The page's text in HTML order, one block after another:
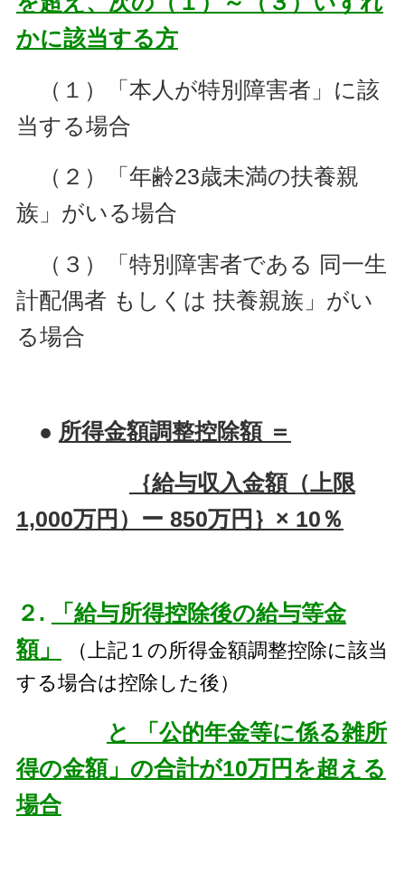
かに該当する方
（１）「本人が特別障害者」に該
当する場合
（２）「年齢23歳未満の扶養親
族」がいる場合
（３）「特別障害者である 同一生
計配偶者 もしくは 扶養親族」がい
る場合
● 所得金額調整控除額 ＝
｛給与収入金額（上限
1,000万円）ー 850万円｝× 10％
２.
「給与所得控除後の給与等金
額」
（上記１の所得金額調整控除に該当
する場合は控除した後）
と
「公的年金等に係る雑所
得の金額」の合計が10万円を超える
場合